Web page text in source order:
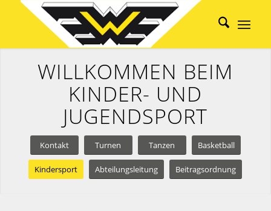
WILLKOMMEN BEIM
KINDER- UND
JUGENDSPORT
Kontakt Turnen Tanzen Basketball
Kindersport Abteilungsleitung Beitragsordnung